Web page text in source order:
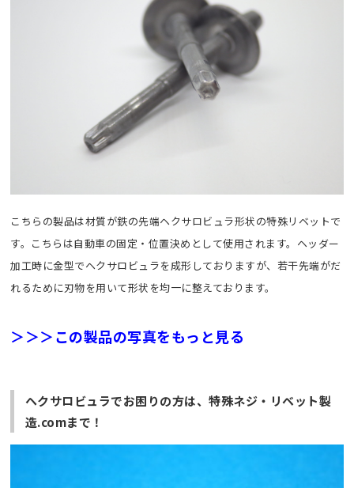
こちらの製品は材質が鉄の先端ヘクサロビュラ形状の特殊リベットで
す。こちらは自動車の固定・位置決めとして使用されます。ヘッダー
加工時に金型でヘクサロビュラを成形しておりますが、若干先端がだ
れるために刃物を用いて形状を均一に整えております。
＞＞＞この製品の写真をもっと見る
ヘクサロビュラでお困りの方は、特殊ネジ・リベット製
造.comまで！